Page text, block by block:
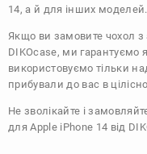
14, а й для інших моделей.
Якщо ви замовите чохол з
DIKOcase, ми гарантуємо
використовуємо тільки
прибували до вас в
Не зволікайте і
для Apple iPhone 14 від